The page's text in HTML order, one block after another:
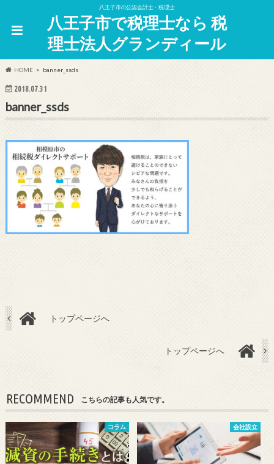
八王子市の公認会計士・税理士
八王子市で税理士なら 税
理士法人グランディール
HOME banner_ssds
2018.07.31
banner_ssds
トップページへ
トップページへ
RECOMMEND こちらの記事も人気です。
コラム 会社設立